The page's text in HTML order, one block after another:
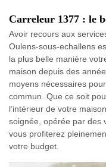
Carreleur 1377 : le
Avoir recours aux
Oulens-sous-echallens
la plus belle manière
maison depuis des
moyens nécessaires
commun. Que ce soit
l’intérieur de votre
soignée, opérée par des
vous profiterez
votre budget.